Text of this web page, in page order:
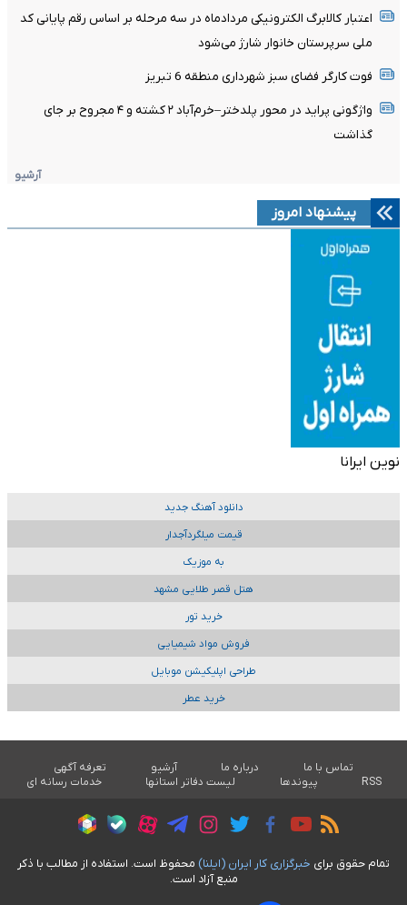
اعتبار کالابرگ الکترونیکی مردادماه در سه مرحله بر اساس رقم پایانی کد
ملی سرپرستان خانوار شارژ می‌شود
فوت کارگر فضای سبز شهرداری منطقه 6 تبریز
واژگونی پراید در محور پلدختر–خرم‌آباد ۲ کشته و ۴ مجروح بر جای
گذاشت
آرشیو
پیشنهاد امروز
نوین ایرانا
دانلود آهنگ جدید
قیمت میلگردآجدار
به موزیک
هتل قصر طلایی مشهد
خرید تور
فروش مواد شیمیایی
طراحی اپلیکیشن موبایل
خرید عطر
تماس با ما درباره ما آرشیو
تعرفه آگهی
RSS
پیوندها لیست دفاتر استانها خدمات رسانه ای
تمام حقوق برای خبرگزاری کار ايران (ايلنا) محفوظ است. استفاده از مطالب با ذکر
منبع آزاد است.